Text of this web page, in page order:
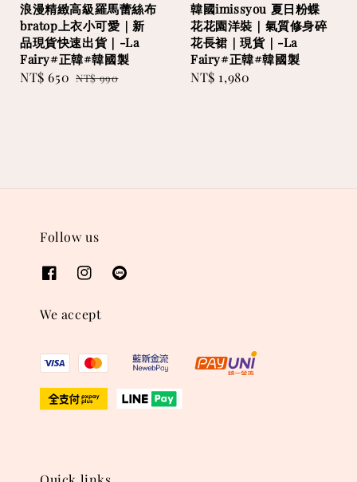
浪漫精緻高級羅馬蕾絲布
bratop上衣小可愛｜新
品現貨快速出貨｜-La
Fairy#正韓#韓國製
Sale
NT$ 650 Regular
NT$ 990
韓國imissyou 夏日粉蝶
花花園洋裝｜氣質修身碎
花長裙｜現貨｜-La
Fairy#正韓#韓國製
Regular
NT$ 1,980
Follow us
We accept